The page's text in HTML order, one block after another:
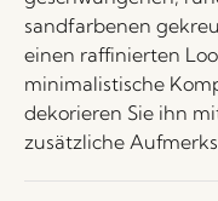
sandfarbenen
einen raffinierten
minimalistische
dekorieren Sie ihn
zusätzliche